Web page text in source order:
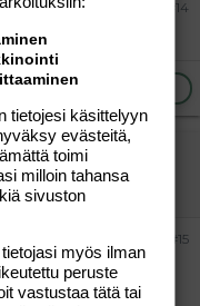
#14
#15
tietojesi käsittelyyn
evästeitä,
toimi
milloin tahansa
sivuston
myös ilman
peruste
vastustaa tätä tai